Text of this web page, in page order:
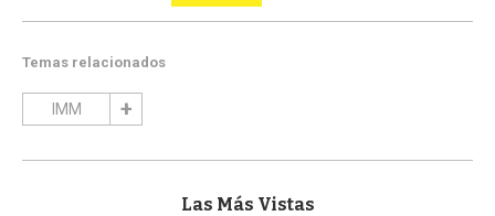
Temas relacionados
IMM
Las Más Vistas